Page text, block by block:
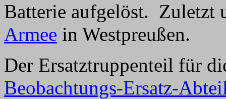
Batterie aufgelöst. Zuletzt
Armee in Westpreußen.
Der Ersatztruppenteil für
Beobachtungs-Ersatz-